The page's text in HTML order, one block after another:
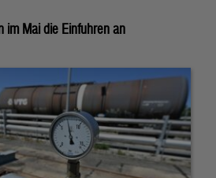
im Mai die Einfuhren an